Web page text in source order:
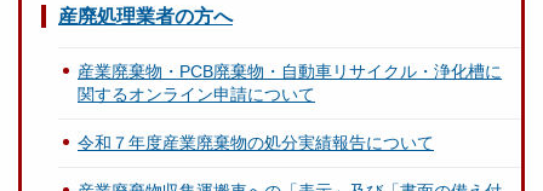
産廃処理業者の方へ
産業廃棄物・PCB廃棄物・自動車リサイクル・浄化槽に
関するオンライン申請について
令和７年度産業廃棄物の処分実績報告について